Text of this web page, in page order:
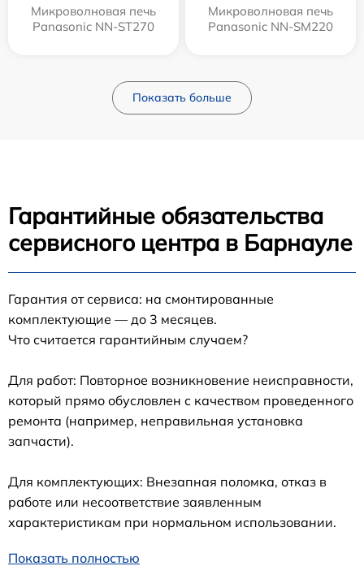
Микроволновая печь
Panasonic NN-ST270
Микроволновая печь
Panasonic NN-SM220
Показать больше
Гарантийные обязательства
сервисного центра в Барнауле
Гарантия от сервиса: на смонтированные
комплектующие — до 3 месяцев.
Что считается гарантийным случаем?
Для работ: Повторное возникновение неисправности,
который прямо обусловлен с качеством проведенного
ремонта (например, неправильная установка
запчасти).
Для комплектующих: Внезапная поломка, отказ в
работе или несоответствие заявленным
характеристикам при нормальном использовании.
Показать полностью